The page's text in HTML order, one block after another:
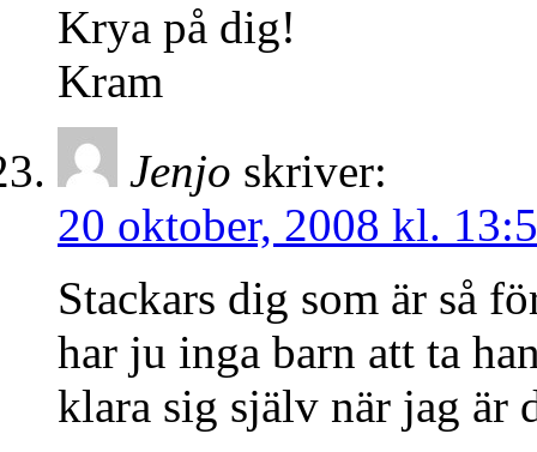
Krya på dig!
Kram
Jenjo skriver:
20 oktober, 2008 kl.
Stackars dig som är så
har ju inga barn att ta
klara sig själv när jag är